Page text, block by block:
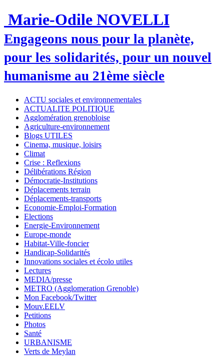
Marie-Odile NOVELLI
Engageons nous pour la planète,
pour les solidarités, pour un nouvel
humanisme au 21ème siècle
ACTU sociales et environnementales
ACTUALITE POLITIQUE
Agglomération grenobloise
Agriculture-environnement
Blogs UTILES
Cinema, musique, loisirs
Climat
Crise : Reflexions
Délibérations Région
Démocratie-Institutions
Déplacements terrain
Déplacements-transports
Economie-Emploi-Formation
Elections
Energie-Environnement
Europe-monde
Habitat-Ville-foncier
Handicap-Solidarités
Innovations sociales et écolo utiles
Lectures
MEDIA/presse
METRO (Agglomeration Grenoble)
Mon Facebook/Twitter
Mouv.EELV
Petitions
Photos
Santé
URBANISME
Verts de Meylan